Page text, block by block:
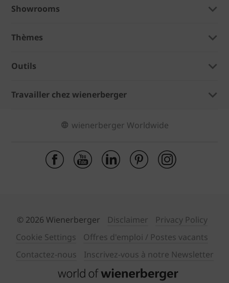
Showrooms
Thèmes
Outils
Travailler chez wienerberger
wienerberger Worldwide
© 2026 Wienerberger Disclaimer
Privacy Policy
Cookie Settings
Offres d'emploi / Postes vacants
Contactez-nous
Inscrivez-vous à notre Newsletter